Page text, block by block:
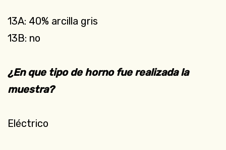
13A: 40% arcilla gris
13B: no
¿En que tipo de horno fue realizada la
muestra?
Eléctrico